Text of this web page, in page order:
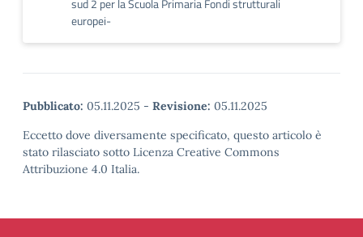
sud 2 per la Scuola Primaria Fondi strutturali
europei-
Pubblicato: 05.11.2025 - Revisione: 05.11.2025
Eccetto dove diversamente specificato, questo articolo è
stato rilasciato sotto Licenza Creative Commons
Attribuzione 4.0 Italia.